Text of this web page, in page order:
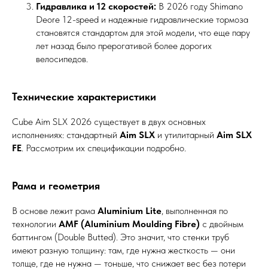
Гидравлика и 12 скоростей: В 2026 году Shimano
Deore 12-speed и надежные гидравлические тормоза
становятся стандартом для этой модели, что еще пару
лет назад было прерогативой более дорогих
велосипедов.
Технические характеристики
Cube Aim SLX 2026 существует в двух основных
исполнениях: стандартный Aim SLX и утилитарный Aim SLX
FE. Рассмотрим их спецификации подробно.
Рама и геометрия
В основе лежит рама Aluminium Lite, выполненная по
технологии AMF (Aluminium Moulding Fibre) с двойным
баттингом (Double Butted). Это значит, что стенки труб
имеют разную толщину: там, где нужна жесткость — они
толще, где не нужна — тоньше, что снижает вес без потери